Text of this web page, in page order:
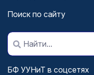
Поиск по сайту
БФ УУНиТ в соцсетях